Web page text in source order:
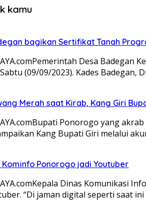
kamu
bagikan Sertifikat Tanah
Desa Badegan
(09/09/2023). Kades
Merah saat Kirab, Kang Giri
Ponorogo yang
Kang Bupati Giri melalui
Ponorogo jadi Youtuber
Dinas Komunikasi
“Di jaman digital seperti saat